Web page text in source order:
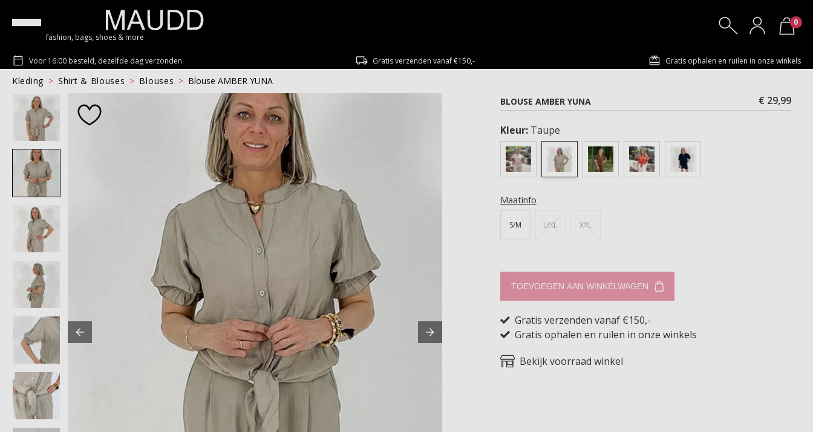
fashion, bags, shoes & more
0
Voor 16:00 besteld, dezelfde dag verzonden Gratis verzenden vanaf €150,- Gratis ophalen en ruilen in onze winkels
Kleding Shirt & Blouses Blouses
Blouse AMBER YUNA
BLOUSE AMBER YUNA
€ 29,99
Kleur: Taupe
Maatinfo
S/M L/XL XXL
TOEVOEGEN AAN WINKELWAGEN
Gratis verzenden vanaf €150,-
Gratis ophalen en ruilen in onze winkels
Bekijk voorraad winkel